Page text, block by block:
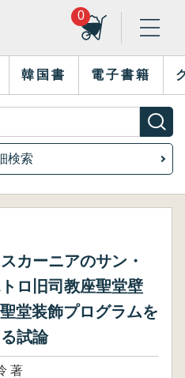
0
韓国書 電子書籍
検索
スカーニアのサン・
ロ旧司教座聖堂壁
堂装飾プログラムを
試論
著